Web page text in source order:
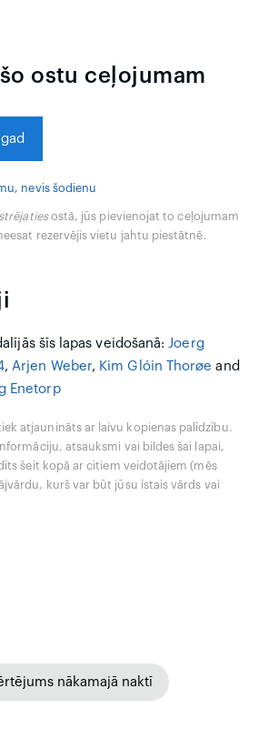
ostu ceļojumam
nevis šodienu
ostā, jūs pievienojat to ceļojumam
rezervējis vietu jahtu piestātnē.
šīs lapas veidošanā:Joerg
, Arjen Weber, Kim Glóin Thorøe and
Enetorp
atjaunināts ar laivu kopienas palīdzību.
atsauksmi vai bildes šai lapai,
šeit kopā ar citiem veidotājiem (mēs
kurš var būt jūsu īstais vārds vai
nākamajā naktī